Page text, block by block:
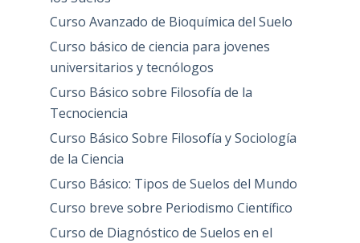
Curso Avanzado de Bioquímica del Suelo
Curso básico de ciencia para jovenes
universitarios y tecnólogos
Curso Básico sobre Filosofía de la
Tecnociencia
Curso Básico Sobre Filosofía y Sociología
de la Ciencia
Curso Básico: Tipos de Suelos del Mundo
Curso breve sobre Periodismo Científico
Curso de Diagnóstico de Suelos en el